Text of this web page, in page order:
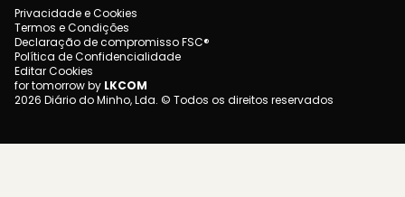
Privacidade e Cookies
Termos e Condições
Declaração de compromisso FSC®
Política de Confidencialidade
Editar Cookies
for tomorrow by LKCOM
2026 Diário do Minho, Lda. © Todos os direitos reservados